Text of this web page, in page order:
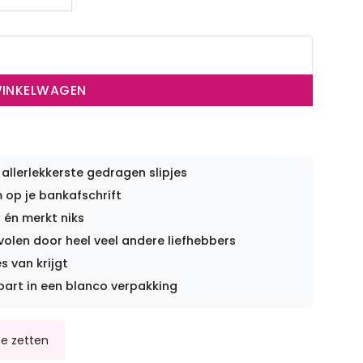
gedragen slipjes
op je bankafschrift
merkt niks
door heel veel andere liefhebbers
van krijgt
in een blanco verpakking